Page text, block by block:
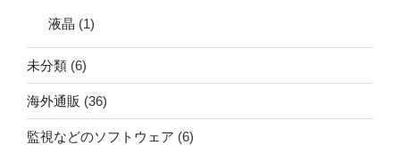
液晶 (1)
未分類 (6)
海外通販 (36)
監視などのソフトウェア (6)